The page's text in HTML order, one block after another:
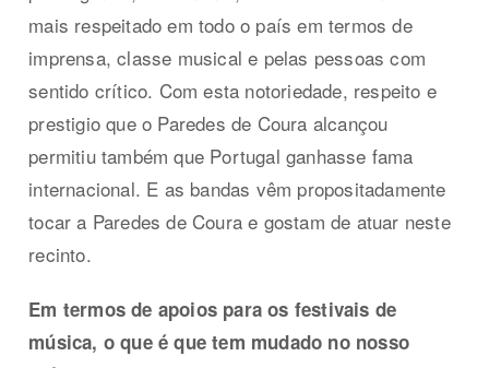
mais respeitado em todo o país em termos de
imprensa, classe musical e pelas pessoas com
sentido crítico. Com esta notoriedade, respeito e
prestigio que o Paredes de Coura alcançou
permitiu também que Portugal ganhasse fama
internacional. E as bandas vêm propositadamente
tocar a Paredes de Coura e gostam de atuar neste
recinto.
Em termos de apoios para os festivais de
música, o que é que tem mudado no nosso